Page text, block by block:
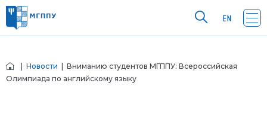
Новости | Вниманию студентов МГППУ: Всероссийская
Олимпиада по английскому языку